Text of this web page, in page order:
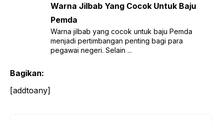
Warna Jilbab Yang Cocok Untuk Baju
Pemda
Warna jilbab yang cocok untuk baju Pemda
menjadi pertimbangan penting bagi para
pegawai negeri. Selain ...
Bagikan:
[addtoany]